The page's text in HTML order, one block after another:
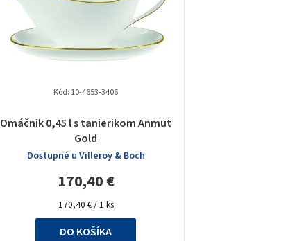
Omáčnik 0,45 l s tanierikom Anmut
Gold
Dostupné u Villeroy & Boch
170,40 €
Jednotková
cena:
170,40 € / 1 ks
DO KOŠÍKA
Kód: 10-4653-3406